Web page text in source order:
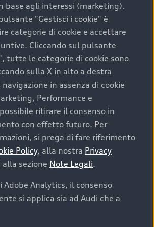
è una decisione che coniuga
e sostenibilità. Per fare un
considerare aspetti
la garanzia inclusa e l’affidabilità del
l’auto usata perfetta tramite Audi
prima di
la tua prossima
da considerare prima di
usata, oltre al prezzo e all'aspetto,
base agli interessi (marketing).
"Gestisci i cookie" è
categorie di cookie e accettare
Cliccando sul pulsante
tutte le categorie di cookie sono
sulla X in alto a destra
in assenza di cookie
Performance e
ritirare il consenso in
con effetto futuro. Per
si prega di fare riferimento
Policy, alla nostra Privacy
alla sezione Note Legali.
Adobe Analytics, il consenso
si applica sia ad Audi che a